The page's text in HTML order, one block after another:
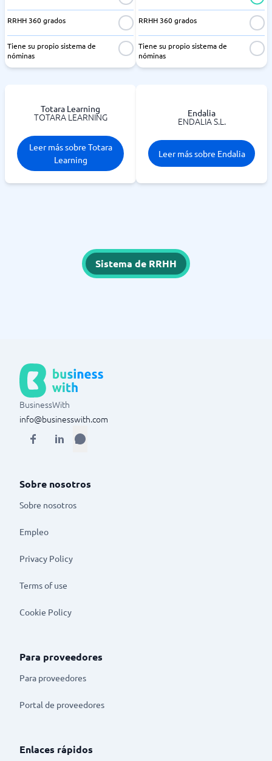
RRHH 360 grados
Tiene su propio sistema de
nóminas
RRHH 360 grados
Tiene su propio sistema de
nóminas
Totara Learning
TOTARA LEARNING
Leer más sobre Totara
Learning
Endalia
ENDALIA S.L.
Leer más sobre Endalia
Sistema de RRHH
BusinessWith
info@businesswith.com
Sobre nosotros
Sobre nosotros
Empleo
Privacy Policy
Terms of use
Cookie Policy
Para proveedores
Para proveedores
Portal de proveedores
Enlaces rápidos